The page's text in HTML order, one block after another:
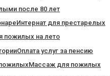
после 80 лет
Интернат для престарелых
пожилых на лето
Оплата услуг за пенсию
Массаж для пожилых